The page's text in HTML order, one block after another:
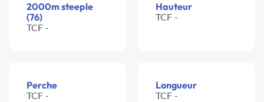
2000m steeple
(76)
TCF -
Hauteur
TCF -
Perche
TCF -
Longueur
TCF -